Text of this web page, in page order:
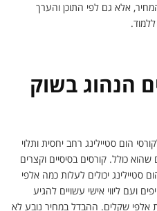
אלא גם לפי התוכן והערך
הנהוג בשוק
הום סטיילינג רחב יחסית ותלוי
כולל. קורסים בסיסיים וקצרים
סטיילינג יכולים לעלות כמה אלפי
ועם ליווי אישי עשויים להגיע
אלפי שקלים. ההבדל במחיר נובע לא